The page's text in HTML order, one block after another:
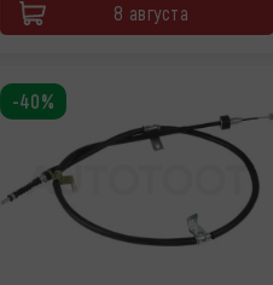
8 августа
-40%